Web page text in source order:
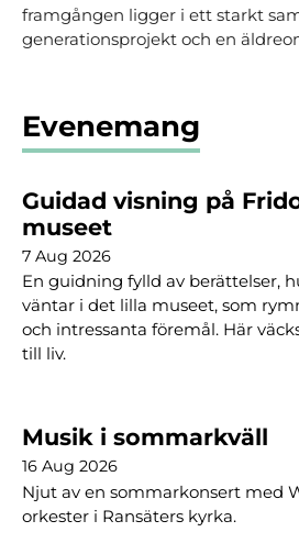
framgången ligger i ett starkt
generationsprojekt och en
Evenemang
Guidad visning på
museet
7 Aug 2026
En guidning fylld av berättelser,
väntar i det lilla museet, som
och intressanta föremål. Här
till liv.
Musik i sommarkväll
16 Aug 2026
Njut av en sommarkonsert med
orkester i Ransäters kyrka.